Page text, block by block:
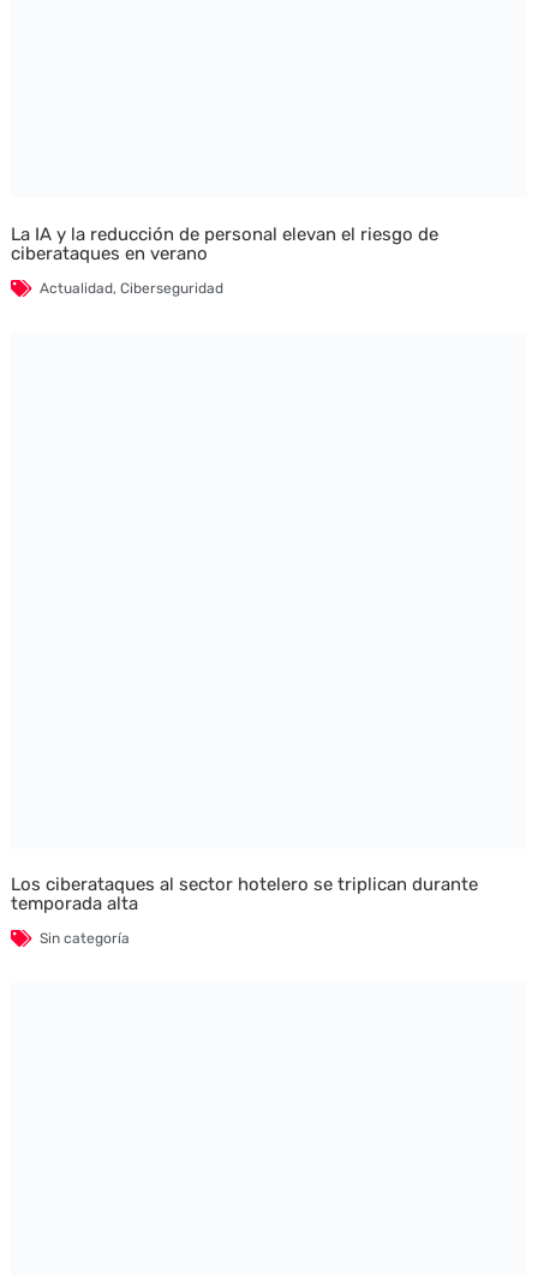
La IA y la reducción de personal elevan el riesgo de
ciberataques en verano
Actualidad, Ciberseguridad
Los ciberataques al sector hotelero se triplican durante
temporada alta
Sin categoría